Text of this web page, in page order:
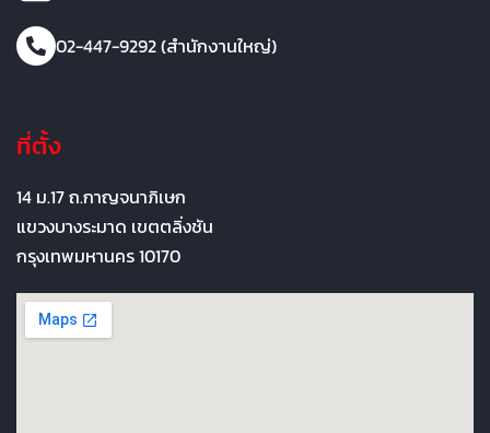
02-447-9292 (สำนักงานใหญ่)
ที่ตั้ง
14 ม.17 ถ.กาญจนาภิเษก
แขวงบางระมาด เขตตลิ่งชัน
กรุงเทพมหานคร 10170